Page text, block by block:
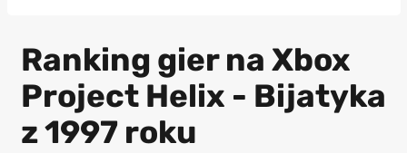
Ranking gier na Xbox
Project Helix - Bijatyka
z 1997 roku